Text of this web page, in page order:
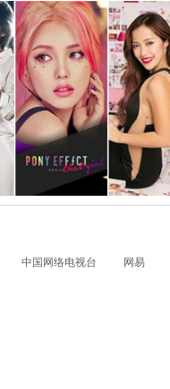
布拉格 在这里邂逅特工、寻找浪漫
中国网络电视台 网易